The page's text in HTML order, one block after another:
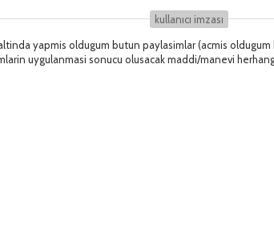
kullanıcı i̇mzası
yapmis oldugum butun paylasimlar (acmis
uygulanmasi sonucu olusacak maddi/manevi